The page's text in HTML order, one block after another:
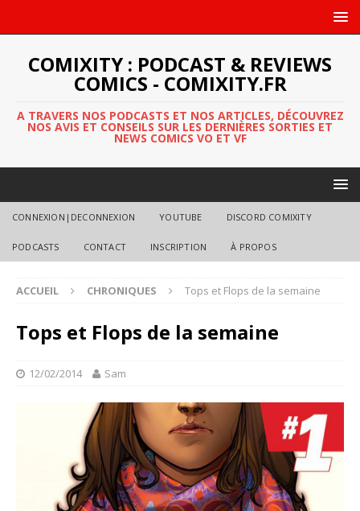
COMIXITY : PODCAST & REVIEWS
COMICS - COMIXITY.FR
A TRAVERS NOS PODCASTS ET NOS ARTICLES, DÉCOUVREZ
NOS AVIS ET CONSEILS SUR LES DERNIÈRES SORTIES ET
NEWS COMICS VO ET VF
CONNEXION|DECONNEXION YOUTUBE DISCORD COMIXITY
PODCASTS CONTACT INSCRIPTION À PROPOS
ACCUEIL CHRONIQUES Tops et Flops de la semaine
Tops et Flops de la semaine
12/02/2014 Sam